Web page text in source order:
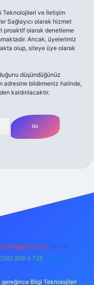
Teknolojileri ve İletişim
Sağlayıcı olarak hizmet
proaktif olarak denetleme
Ancak, üyelerimiz
olup, siteye üye olarak
düşündüğünüz
adresine bildirmeniz halinde,
kaldırılacaktır.
m elexbet
Teams:
606 0 726 Telegram:
gereğince Bilgi Teknolojileri